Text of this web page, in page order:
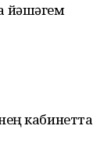
йәшәгем
кабинетта